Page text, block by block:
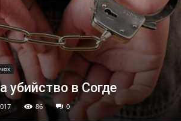
убийство в Согде
86 0